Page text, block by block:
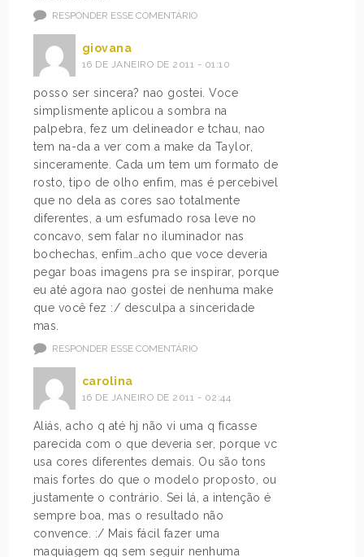
RESPONDER ESSE COMENTÁRIO
giovana
16 DE JANEIRO DE 2011 - 01:10
posso ser sincera? nao gostei. Voce
simplismente aplicou a sombra na
palpebra, fez um delineador e tchau, nao
tem na-da a ver com a make da Taylor,
sinceramente. Cada um tem um formato de
rosto, tipo de olho enfim, mas é percebivel
que no dela as cores sao totalmente
diferentes, a um esfumado rosa leve no
concavo, sem falar no iluminador nas
bochechas, enfim…acho que voce deveria
pegar boas imagens pra se inspirar, porque
eu até agora nao gostei de nenhuma make
que você fez :/ desculpa a sinceridade
mas.
RESPONDER ESSE COMENTÁRIO
carolina
16 DE JANEIRO DE 2011 - 02:44
Aliás, acho q até hj não vi uma q ficasse
parecida com o que deveria ser, porque vc
usa cores diferentes demais. Ou são tons
mais fortes do que o modelo proposto, ou
justamente o contrário. Sei lá, a intenção é
sempre boa, mas o resultado não
convence. :/ Mais fácil fazer uma
maquiagem qq sem seguir nenhuma